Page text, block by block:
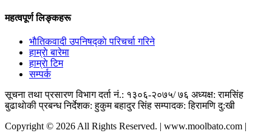
महत्वपूर्ण लिङ्कहरू
भाैतिकवादी उपनिषद्काे परिचर्चा गरिने
हाम्राे बारेमा
हाम्राे टिम
सम्पर्क
सूचना तथा प्रसारण विभाग दर्ता नं.: १३०६-२०७५/ ७६ अध्यक्ष: रामसिंह
बुढाथाेकी प्रबन्ध निर्देशक: हुकुम बहादुर सिंह सम्पादक: हिरामणि दु:खी
Copyright © 2026 All Rights Reserved. | www.moolbato.com |